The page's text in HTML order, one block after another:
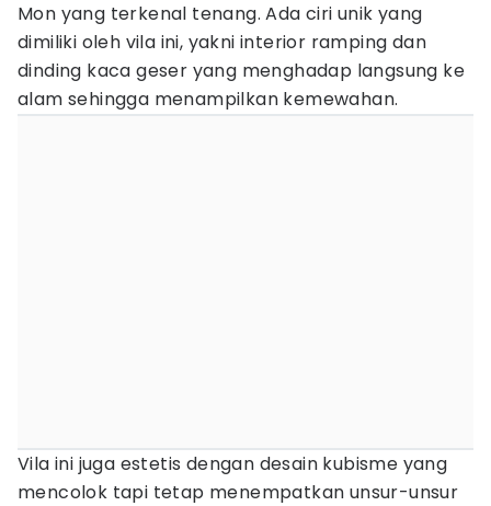
Mon yang terkenal tenang. Ada ciri unik yang
dimiliki oleh vila ini, yakni interior ramping dan
dinding kaca geser yang menghadap langsung ke
alam sehingga menampilkan kemewahan.
Vila ini juga estetis dengan desain kubisme yang
mencolok tapi tetap menempatkan unsur-unsur